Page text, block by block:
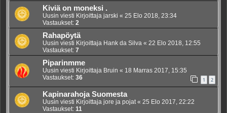
Kiviä on moneksi .
Uusin viesti Kirjoittaja jarski « 25 Elo 2018, 23:34
Vastaukset: 2
Rahapöytä
Uusin viesti Kirjoittaja Hank da Silva « 22 Elo 2018, 12:55
Vastaukset: 7
Piparinmme
Uusin viesti Kirjoittaja Bruin « 18 Marras 2017, 15:35
Vastaukset: 36 1 2
Kapinarahoja Suomesta
Uusin viesti Kirjoittaja jore ja pojat « 25 Elo 2017, 22:22
Vastaukset: 11